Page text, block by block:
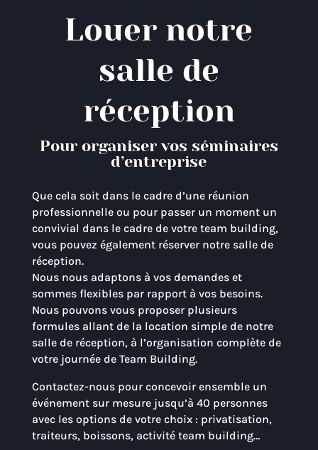
Louer notre
salle de
réception
Pour organiser vos séminaires
d’entreprise
Que cela soit dans le cadre d’une réunion
professionnelle ou pour passer un moment un
convivial dans le cadre de votre team building,
vous pouvez également réserver notre salle de
réception.
Nous nous adaptons à vos demandes et
sommes flexibles par rapport à vos besoins.
Nous pouvons vous proposer plusieurs
formules allant de la location simple de notre
salle de réception, à l’organisation complète de
votre journée de Team Building.
Contactez-nous pour concevoir ensemble un
événement sur mesure jusqu’à 40 personnes
avec les options de votre choix : privatisation,
traiteurs, boissons, activité team building…